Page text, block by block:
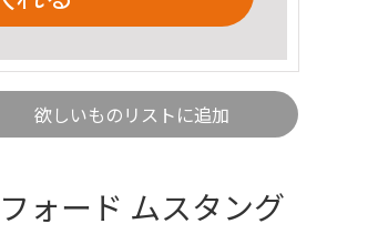
欲しいものリストに追加
ォード ムスタング